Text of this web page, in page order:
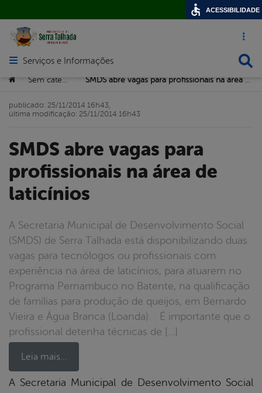
Acesso
Abrir menu principal de navegação
Serviços e Informações
Você está aqui:
> >
SMDS abre vagas para
profissionais na área de
laticínios
A Secretaria Municipal de Desenvolvimento Social
(SMDS) de Serra Talhada está disponibilizando duas
vagas para tecnólogos ou profissionais com
experiência na área de laticínios, para atuarem no
Programa Pernambuco no Batente, na qualificação
de famílias para produção de queijos, em Bernardo
Vieira e Água Branca (Loanda). É importante que o
profissional detenha técnicas de […]
Leia mais…
publicado: 25/11/2014 16h43,
última modificação: 25/11/2014 16h43
A Secretaria Municipal de Desenvolvimento Social
ACESSIBILIDADE